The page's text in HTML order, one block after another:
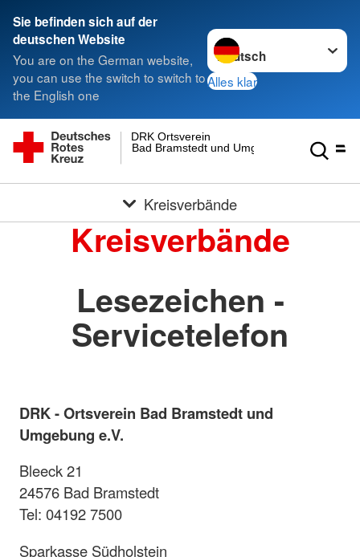
Sie befinden sich auf der
deutschen Website
You are on the German website,
you can use the switch to switch to
the English one
Sprache wechseln zu
Alles klar
Bad Bramstedt und Umgebung e.V.
DRK Ortsverein
Kreisverbände
Kreisverbände
Lesezeichen -
Servicetelefon
DRK - Ortsverein Bad Bramstedt und
Umgebung e.V.
Bleeck 21
24576 Bad Bramstedt
Tel: 04192 7500
Sparkasse Südholstein